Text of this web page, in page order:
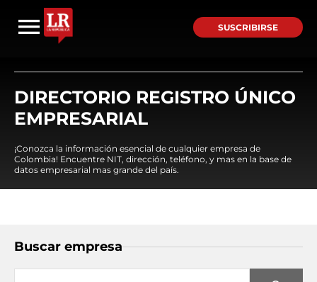
SUSCRIBIRSE
DIRECTORIO REGISTRO ÚNICO
EMPRESARIAL
¡Conozca la información esencial de cualquier empresa de
Colombia! Encuentre NIT, dirección, teléfono, y mas en la base de
datos empresarial mas grande del país.
Buscar empresa